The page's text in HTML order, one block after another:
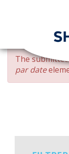
Skip
main
content
ERROR
The submitted
par date